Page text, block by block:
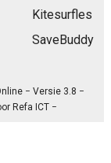
Kitesurfles
SaveBuddy
− Versie 3.8 −
Refa ICT −